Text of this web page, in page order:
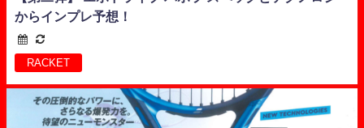
からインプレ予想！
RACKET